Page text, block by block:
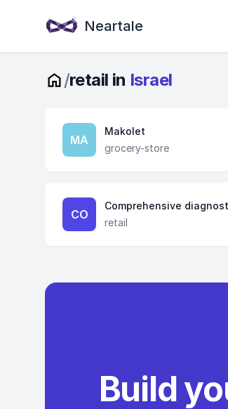
Neartale
/retail in Israel
MA
Makolet
grocery-store
CO
Comprehensive
retail
Build